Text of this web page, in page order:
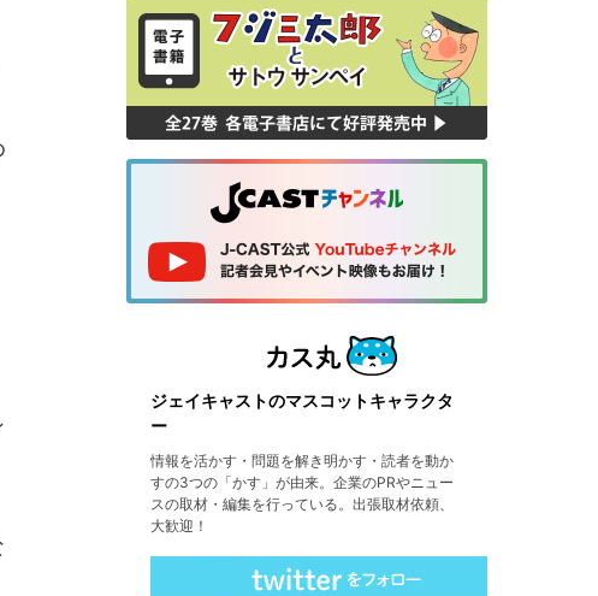
ジェイキャストのマスコットキャラクタ
ー
情報を活かす・問題を解き明かす・読者を動か
すの3つの「かす」が由来。企業のPRやニュー
スの取材・編集を行っている。出張取材依頼、
大歓迎！